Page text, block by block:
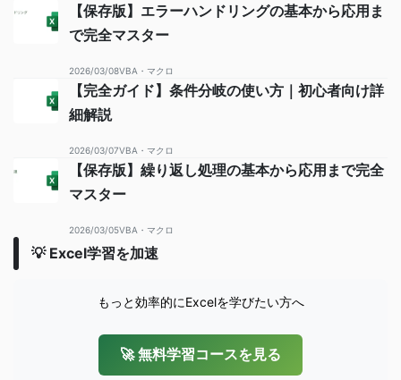
【保存版】エラーハンドリングの基本から応用ま
で完全マスター
2026/03/08VBA・マクロ
【完全ガイド】条件分岐の使い方｜初心者向け詳
細解説
2026/03/07VBA・マクロ
【保存版】繰り返し処理の基本から応用まで完全
マスター
2026/03/05VBA・マクロ
💡 Excel学習を加速
もっと効率的にExcelを学びたい方へ
🚀 無料学習コースを見る